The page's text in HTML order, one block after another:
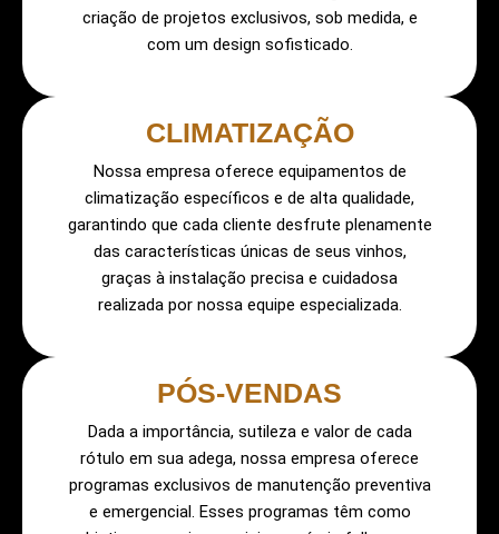
criação de projetos exclusivos, sob medida, e
com um design sofisticado.
CLIMATIZAÇÃO
Nossa empresa oferece equipamentos de
climatização específicos e de alta qualidade,
garantindo que cada cliente desfrute plenamente
das características únicas de seus vinhos,
graças à instalação precisa e cuidadosa
realizada por nossa equipe especializada.
PÓS-VENDAS
Dada a importância, sutileza e valor de cada
rótulo em sua adega, nossa empresa oferece
programas exclusivos de manutenção preventiva
e emergencial. Esses programas têm como